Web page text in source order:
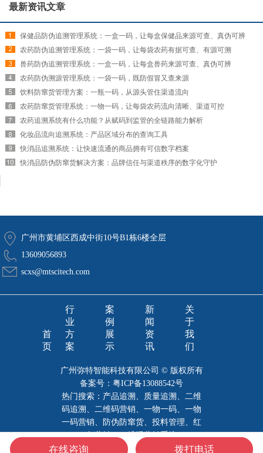
最新资讯文章
保健品防伪追溯管理系统：一盒一码，让每盒保健品来源可查、真伪可辨
农药防伪追溯管理系统：一袋一码，让每袋农药有据可查、有源可溯
兽药防伪追溯管理系统：一盒一码，让每盒兽药来源可查、真伪可辨
农药防伪溯源管理系统：一袋一码，既防假冒又查来源
饮料防窜货管理方案：一瓶一码，从源头管住渠道流向
农药防窜货管理系统：一物一码，让每袋农药流向清晰、渠道可控
农药追溯系统有什么功能？从赋码到监管的全链路能力解析
化妆品流向追溯系统：产品区域分布的查询工具
快消品追溯系统：让快速流通的商品拥有可信数字档案
快消品防伪防窜货解决方案：品牌信任与渠道秩序的数字化守护
广州市黄埔区西成中街10号B1栋6楼全层
13609056893
scxs@mtscitech.com
首
页
行
业
方
案
案
例
展
示
新
闻
资
讯
关
于
我
们
广州弥特智能科技有限公司 © 版权所有
备案号： 粤ICP备13088542号
热门搜索：产品追溯、质量追溯、二维
码追溯、二维码营销、一物一码、一物
一码营销、防伪防窜货、投料管理、红
包营销、二维码营销系统
技术支持：创力信息
在线咨询 拨打电话